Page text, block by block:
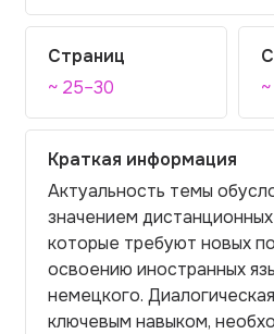
Страниц
~ 25–30
Краткая информация
Актуальность темы
значением
которые требуют новых
освоению иностранных
немецкого.
ключевым навыком,